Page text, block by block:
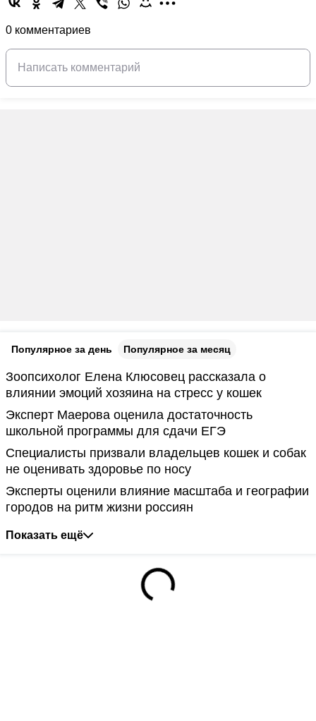
0 комментариев
Популярное за день Популярное за месяц
Зоопсихолог Елена Клюсовец рассказала о
влиянии эмоций хозяина на стресс у кошек
Эксперт Маерова оценила достаточность
школьной программы для сдачи ЕГЭ
Специалисты призвали владельцев кошек и собак
не оценивать здоровье по носу
Эксперты оценили влияние масштаба и географии
городов на ритм жизни россиян
Показать ещё